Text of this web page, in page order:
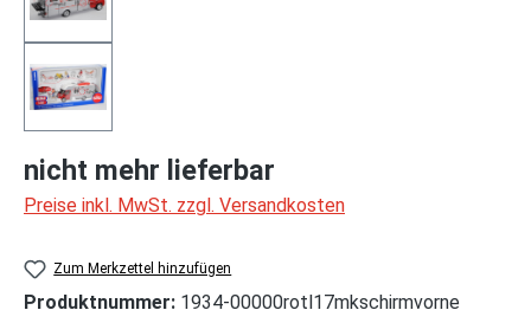
nicht mehr lieferbar
Preise inkl. MwSt. zzgl. Versandkosten
Zum Merkzettel hinzufügen
Produktnummer: 1934-00000rotl17mkschirmvorne